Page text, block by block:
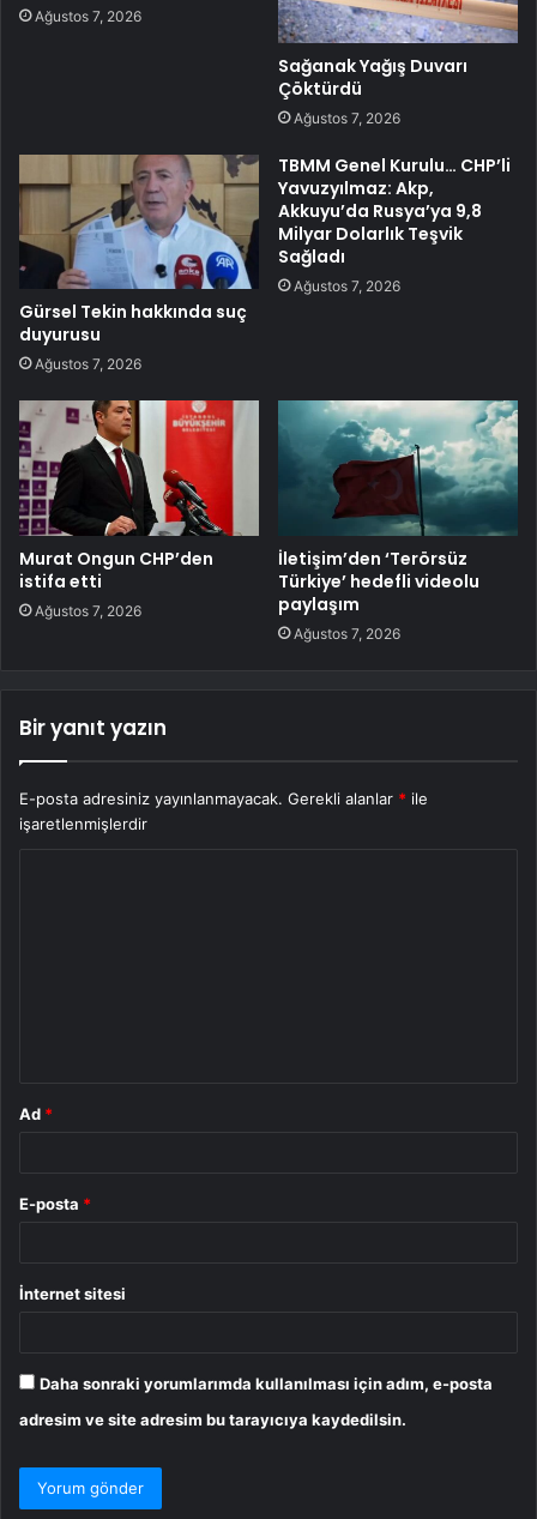
Ağustos 7, 2026
Sağanak Yağış Duvarı
Çöktürdü
Ağustos 7, 2026
Gürsel Tekin hakkında suç
duyurusu
Ağustos 7, 2026
TBMM Genel Kurulu… CHP’li
Yavuzyılmaz: Akp,
Akkuyu’da Rusya’ya 9,8
Milyar Dolarlık Teşvik
Sağladı
Ağustos 7, 2026
Murat Ongun CHP’den
istifa etti
Ağustos 7, 2026
İletişim’den ‘Terörsüz
Türkiye’ hedefli videolu
paylaşım
Ağustos 7, 2026
Bir yanıt yazın
E-posta adresiniz yayınlanmayacak. Gerekli alanlar * ile
işaretlenmişlerdir
Ad *
E-posta *
İnternet sitesi
Daha sonraki yorumlarımda kullanılması için adım, e-posta
adresim ve site adresim bu tarayıcıya kaydedilsin.